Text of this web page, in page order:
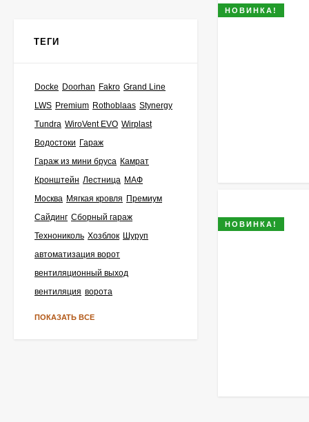
НОВИНКА!
НОВИНКА!
ТЕГИ
Docke Doorhan Fakro Grand Line
LWS Premium Rothoblaas Stynergy
Tundra WiroVent EVO Wirplast
Водостоки Гараж
Гараж из мини бруса Камрат
Кронштейн Лестница МАФ
Москва Мягкая кровля Премиум
Сайдинг Сборный гараж
Технониколь Хозблок Шуруп
автоматизация ворот
вентиляционный выход
вентиляция ворота
ПОКАЗАТЬ ВСЕ